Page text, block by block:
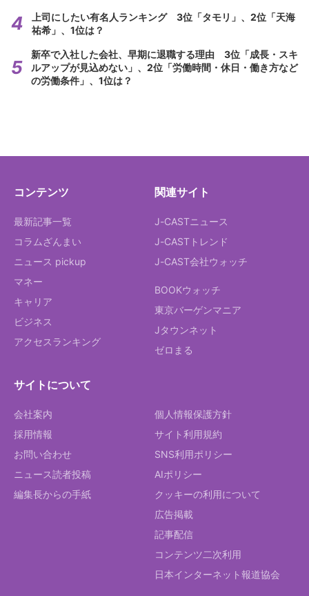
上司にしたい有名人ランキング 3位「タモリ」、2位「天海
祐希」、1位は？
新卒で入社した会社、早期に退職する理由 3位「成長・スキ
ルアップが見込めない」、2位「労働時間・休日・働き方など
の労働条件」、1位は？
コンテンツ
最新記事一覧
コラムざんまい
ニュース pickup
マネー
キャリア
ビジネス
アクセスランキング
関連サイト
J-CASTニュース
J-CASTトレンド
J-CAST会社ウォッチ
BOOKウォッチ
東京バーゲンマニア
Jタウンネット
ゼロまる
サイトについて
会社案内
採用情報
お問い合わせ
ニュース読者投稿
編集長からの手紙
個人情報保護方針
サイト利用規約
SNS利用ポリシー
AIポリシー
クッキーの利用について
広告掲載
記事配信
コンテンツ二次利用
日本インターネット報道協会